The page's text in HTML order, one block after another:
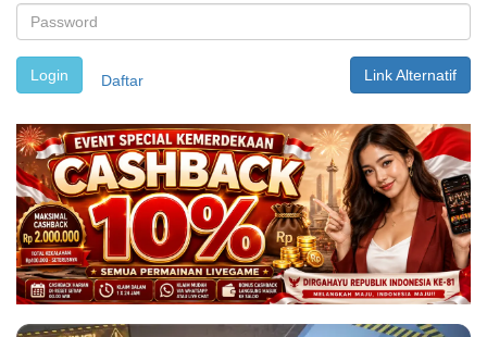
Daftar Link Alternatif